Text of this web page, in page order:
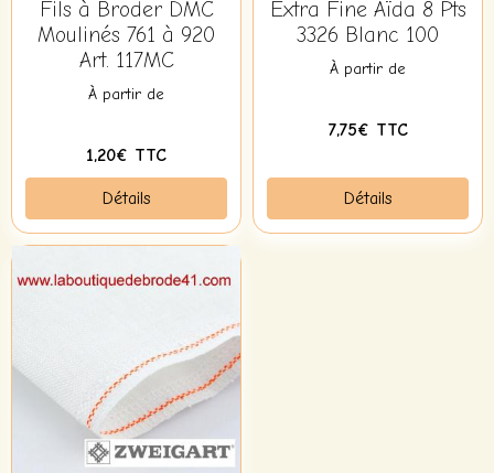
Fils à Broder DMC
Moulinés 761 à 920
Art. 117MC
À partir de
1,20€ TTC
Détails
Extra Fine Aïda 8 Pts
3326 Blanc 100
À partir de
7,75€ TTC
Détails